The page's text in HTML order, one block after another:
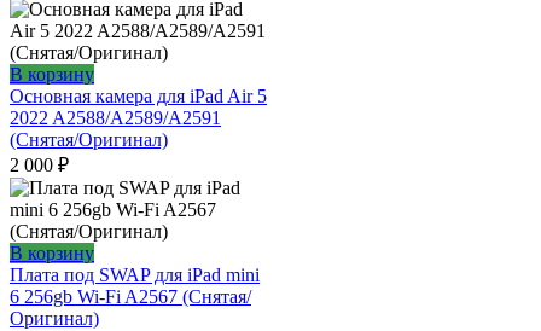
В корзину
Основная камера для iPad Air 5
2022 A2588/A2589/A2591
(Снятая/Оригинал)
2 000 ₽
В корзину
Плата под SWAP для iPad mini
6 256gb Wi-Fi A2567 (Снятая/
Оригинал)